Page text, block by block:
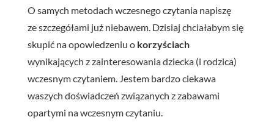
O samych metodach wczesnego czytania napiszę
ze szczegółami już niebawem. Dzisiaj chciałabym się
skupić na opowiedzeniu o korzyściach
wynikających z zainteresowania dziecka (i rodzica)
wczesnym czytaniem. Jestem bardzo ciekawa
waszych doświadczeń związanych z zabawami
opartymi na wczesnym czytaniu.